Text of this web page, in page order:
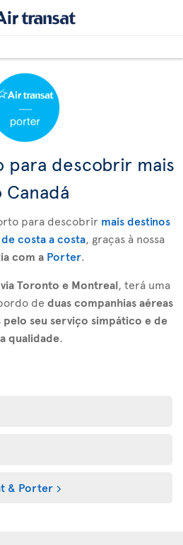
para descobrir mais
Canadá
para descobrir mais destinos
costa a costa, graças à nossa
com a Porter.
Toronto e Montreal, terá uma
de duas companhias aéreas
pelo seu serviço simpático e de
qualidade.
& Porter